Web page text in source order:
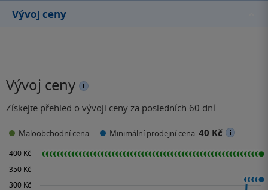
Vývoj ceny
Vývoj ceny
Získejte přehled o vývoji ceny za posledních 60 dní.
Maloobchodní cena Minimální prodejní cena:40 Kč